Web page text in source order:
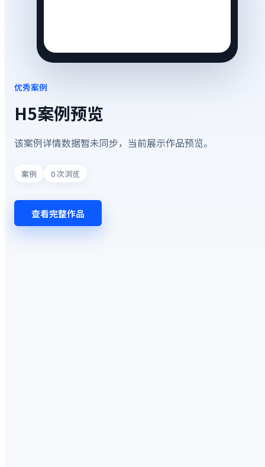
优秀案例
H5案例预览
该案例详情数据暂未同步，当前展示作品预览。
案例 0次浏览
查看完整作品